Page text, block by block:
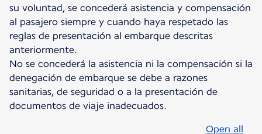
su voluntad, se concederá asistencia y compensación
al pasajero siempre y cuando haya respetado las
reglas de presentación al embarque descritas
anteriormente.
No se concederá la asistencia ni la compensación si la
denegación de embarque se debe a razones
sanitarias, de seguridad o a la presentación de
documentos de viaje inadecuados.
Open all